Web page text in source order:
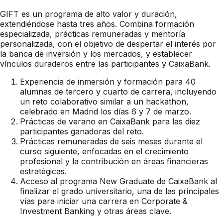
GIFT es un programa de alto valor y duración,
extendiéndose hasta tres años. Combina formación
especializada, prácticas remuneradas y mentoría
personalizada, con el objetivo de despertar el interés por
la banca de inversión y los mercados, y establecer
vínculos duraderos entre las participantes y CaixaBank.
Experiencia de inmersión y formación para 40
alumnas de tercero y cuarto de carrera, incluyendo
un reto colaborativo similar a un hackathon,
celebrado en Madrid los días 6 y 7 de marzo.
Prácticas de verano en CaixaBank para las diez
participantes ganadoras del reto.
Prácticas remuneradas de seis meses durante el
curso siguiente, enfocadas en el crecimiento
profesional y la contribución en áreas financieras
estratégicas.
Acceso al programa New Graduate de CaixaBank al
finalizar el grado universitario, una de las principales
vías para iniciar una carrera en Corporate &
Investment Banking y otras áreas clave.